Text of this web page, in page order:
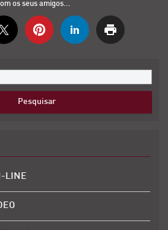
os seus amigos...
LINE